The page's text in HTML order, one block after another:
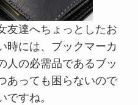
友達へちょっとしたお
時には、ブックマーカ
人の必需品であるブッ
あっても困らないので
すね。